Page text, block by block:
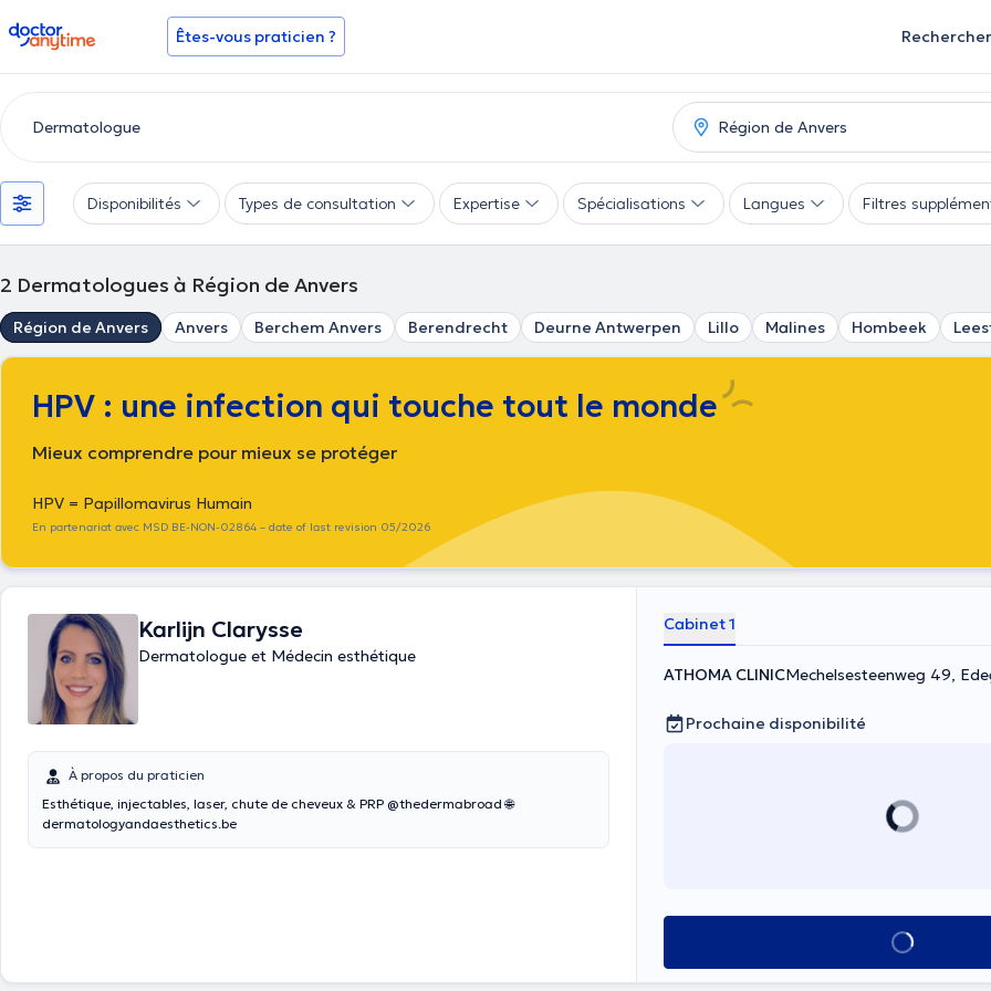
doctoranytime Êtes-vous praticien ? Rechercher
Disponibilités Types de consultation Expertise Spécialisations Langues Filtres
2 Dermatologues à Région de Anvers
Région de Anvers Anvers Berchem Anvers Berendrecht Deurne Antwerpen Lillo Malines Hombeek
HPV : une infection qui touche tout le monde
Mieux comprendre pour mieux se protéger
HPV = Papillomavirus Humain
En partenariat avec MSD BE-NON-02864 – date of last revision 05/2026
Karlijn Clarysse
Dermatologue et Médecin esthétique
À propos du praticien
Esthétique, injectables, laser, chute de cheveux & PRP @thedermabroad 🌐
dermatologyandaesthetics.be
Cabinet 1
ATHOMA CLINICMechelsesteenweg 49,
Prochaine disponibilité
Voir tout